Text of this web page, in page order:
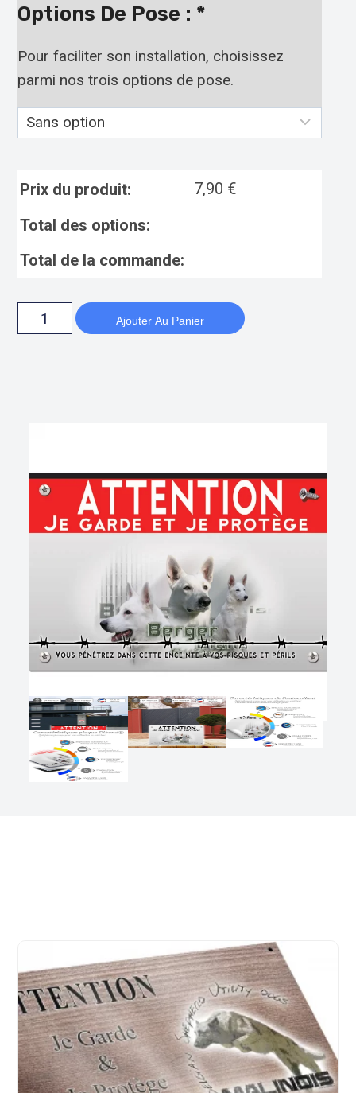
Options De Pose : *
Pour faciliter son installation, choisissez
parmi nos trois options de pose.
Prix du produit: 7,90 €
Total des options:
Total de la commande:
Ajouter Au Panier